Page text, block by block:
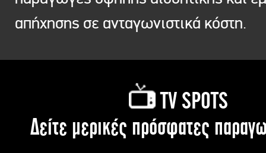
απήχησης σε ανταγωνιστικά κόστη.
TV SPOTS
Δείτε μερικές πρόσφατες